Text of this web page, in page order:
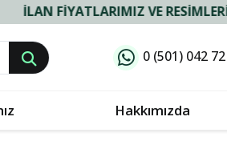
VE RESIMLERIMIZ
0 (501) 042
Hakkımızda